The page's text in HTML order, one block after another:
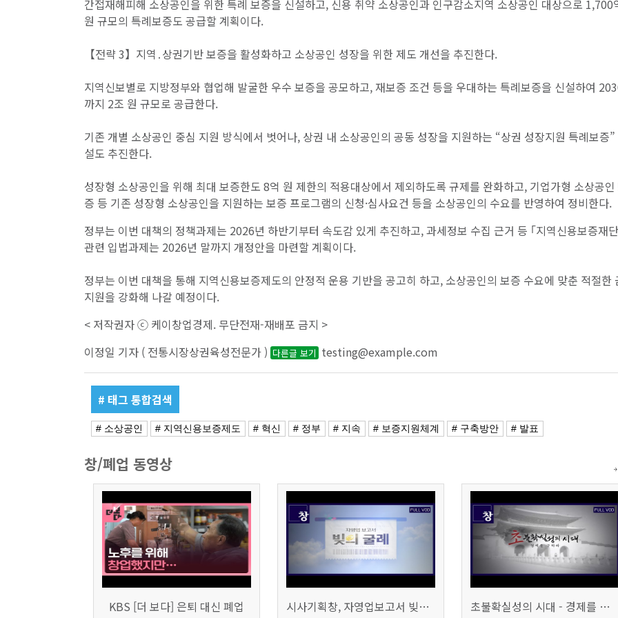
간접재해피해 소상공인을 위한 특례 보증을 신설하고, 신용 취약 소상공인과 인구감소지역 소상공인 대상으로 1,700
원 규모의 특례보증도 공급할 계획이다.
【전략 3】지역․상권기반 보증을 활성화하고 소상공인 성장을 위한 제도 개선을 추진한다.
지역신보별로 지방정부와 협업해 발굴한 우수 보증을 공모하고, 재보증 조건 등을 우대하는 특례보증을 신설하여
까지 2조 원 규모로 공급한다.
기존 개별 소상공인 중심 지원 방식에서 벗어나, 상권 내 소상공인의 공동 성장을 지원하는 “상권 성장지원 특례보증”
설도 추진한다.
성장형 소상공인을 위해 최대 보증한도 8억 원 제한의 적용대상에서 제외하도록 규제를 완화하고, 기업가형 소상공인
증 등 기존 성장형 소상공인을 지원하는 보증 프로그램의 신청·심사요건 등을 소상공인의 수요를 반영하여 정비한다.
정부는 이번 대책의 정책과제는 2026년 하반기부터 속도감 있게 추진하고, 과세정보 수집 근거 등 ｢지역신용보증재
관련 입법과제는 2026년 말까지 개정안을 마련할 계획이다.
정부는 이번 대책을 통해 지역신용보증제도의 안정적 운용 기반을 공고히 하고, 소상공인의 보증 수요에 맞춘 적절한
지원을 강화해 나갈 예정이다.
< 저작권자 ⓒ 케이창업경제. 무단전재-재배포 금지 >
이정일 기자 ( 전통시장상권육성전문가 ) 다른글 보기 testing@example.com
# 태그 통합검색
# 소상공인 # 지역신용보증제도 # 혁신 # 정부 # 지속 # 보증지원체계 # 구축방안 # 발표
창/폐업 동영상
KBS [더 보다] 은퇴 대신 폐업 시사기획창, 자영업보고서 빚의 굴레 507회 (KBS 25.6.10) 초불확실성의 시대 - 경제를 구하라 494회 (KBS 25.2.11)